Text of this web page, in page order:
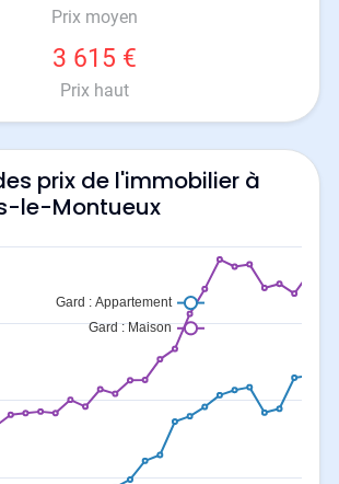
Prix moyen
3 615 €
Prix haut
prix de l'immobilier à
le-Montueux